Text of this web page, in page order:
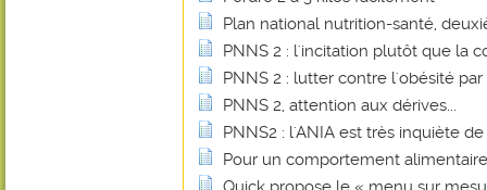
Plan national nutrition-santé,
PNNS 2 : l'incitation plutôt que la
PNNS 2 : lutter contre l'obésité
PNNS 2, attention aux dérives...
PNNS2 : l'ANIA est très inquiète
Pour un comportement